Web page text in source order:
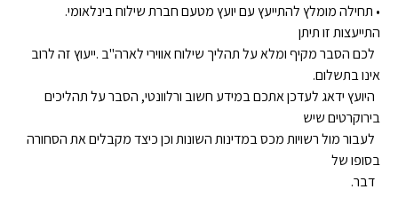
• תחילה מומלץ להתייעץ עם יועץ מטעם חברת שילוח בינלאומי.
התייעצות זו תיתן
לכם הסבר מקיף ומלא על תהליך שילוח אווירי לארה"ב .ייעוץ זה לרוב
אינו בתשלום.
היועץ ידאג לעדכן אתכם במידע חשוב ורלוונטי, הסבר על תהליכים
בירוקרטים שיש
לעבור מול רשויות מכס במדינות השונות וכן כיצד מקבלים את הסחורה
בסופו של
דבר.